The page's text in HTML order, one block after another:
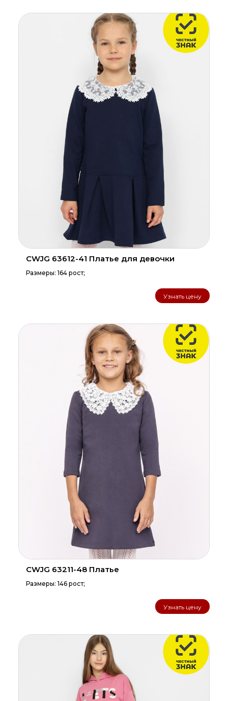
CWJG 63612-41 Платье для девочки
Размеры: 164 рост;
Узнать цену
CWJG 63211-48 Платье
Размеры: 146 рост;
Узнать цену